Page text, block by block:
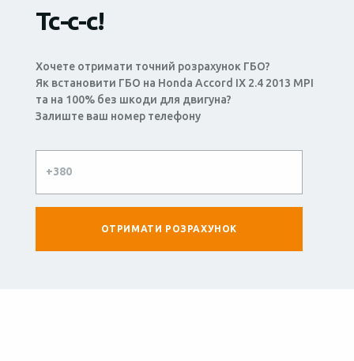
Тс-с-с!
Хочете отримати точний розрахунок ГБО?
Як встановити ГБО на Honda Accord IX 2.4 2013 MPI
та на 100% без шкоди для двигуна?
Залиште ваш номер телефону